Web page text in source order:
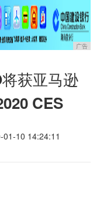
广告
获亚马逊
CES
01-10 14:24:11